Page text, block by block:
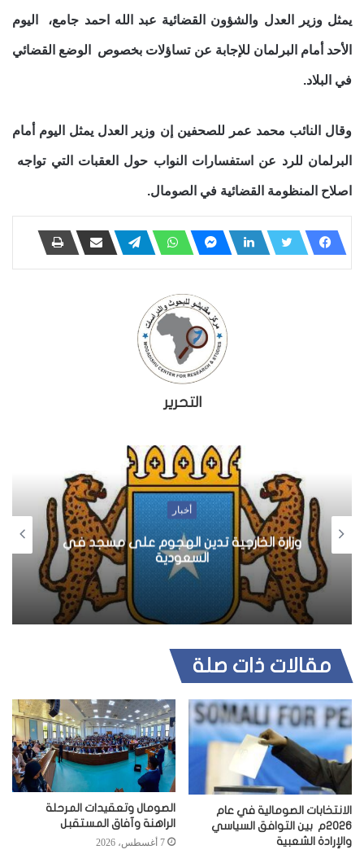
يمثل وزير العدل والشؤون القضائية عبد الله احمد جامع، اليوم
الأحد أمام البرلمان للإجابة عن تساؤلات بخصوص الوضع القضائي
في البلاد.
وقال النائب محمد عمر للصحفين إن وزير العدل يمثل اليوم أمام
البرلمان للرد عن استفسارات النواب حول العقبات التي تواجه
اصلاح المنظومة القضائية في الصومال.
التحرير
أخبار
وزارة الخارجية تدين الهجوم على مسجد في
السعودية
مقالات ذات صلة
الانتخابات الصومالية في عام
2026م بين التوافق السياسي
والإرادة الشعبية
الصومال وتعقيدات المرحلة
الراهنة وآفاق المستقبل
7 أغسطس، 2026